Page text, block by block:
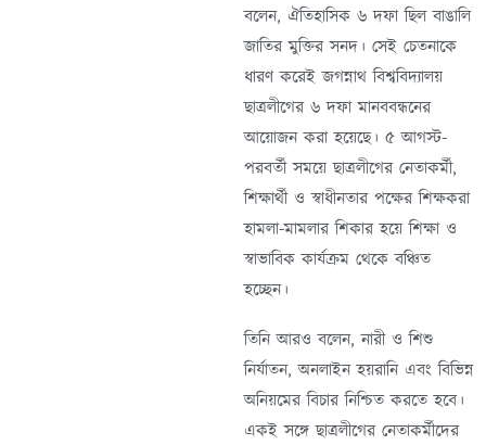
বলেন, ঐতিহাসিক ৬ দফা ছিল বাঙালি
জাতির মুক্তির সনদ। সেই চেতনাকে
ধারণ করেই জগন্নাথ বিশ্ববিদ্যালয়
ছাত্রলীগের ৬ দফা মানববন্ধনের
আয়োজন করা হয়েছে। ৫ আগস্ট-
পরবর্তী সময়ে ছাত্রলীগের নেতাকর্মী,
শিক্ষার্থী ও স্বাধীনতার পক্ষের শিক্ষকরা
হামলা-মামলার শিকার হয়ে শিক্ষা ও
স্বাভাবিক কার্যক্রম থেকে বঞ্চিত
হচ্ছেন।
তিনি আরও বলেন, নারী ও শিশু
নির্যাতন, অনলাইন হয়রানি এবং বিভিন্ন
অনিয়মের বিচার নিশ্চিত করতে হবে।
একই সঙ্গে ছাত্রলীগের নেতাকর্মীদের